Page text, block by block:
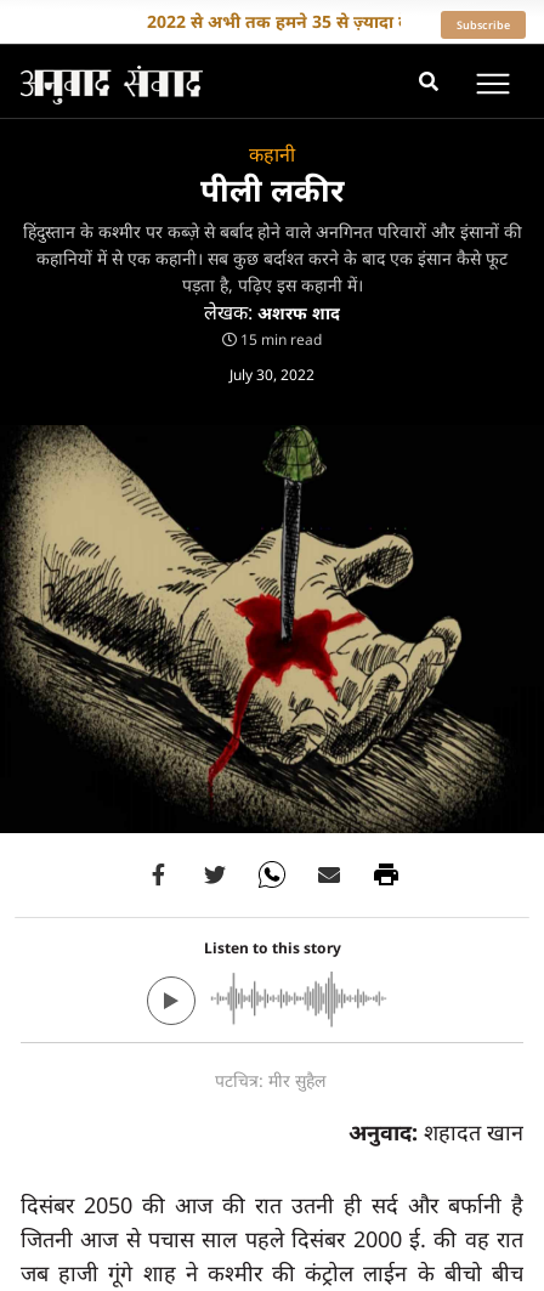
2022 से अभी तक हमने 35 से ज़्यादा देशों के लेखकों का अनुवाद
Subscribe
कहानी
पीली लकीर
हिंदुस्तान के कश्मीर पर कब्ज़े से बर्बाद होने वाले अनगिनत परिवारों और इंसानों की
कहानियों में से एक कहानी। सब कुछ बर्दाश्त करने के बाद एक इंसान कैसे फूट
पड़ता है, पढ़िए इस कहानी में।
लेखक: अशरफ शाद
15 min read
July 30, 2022
Listen to this story
पटचित्र: मीर सुहैल
अनुवाद: शहादत खान
दिसंबर 2050 की आज की रात उतनी ही सर्द और बर्फानी है
जितनी आज से पचास साल पहले दिसंबर 2000 ई. की वह रात
जब हाजी गूंगे शाह ने कश्मीर की कंट्रोल लाईन के बीचो बीच